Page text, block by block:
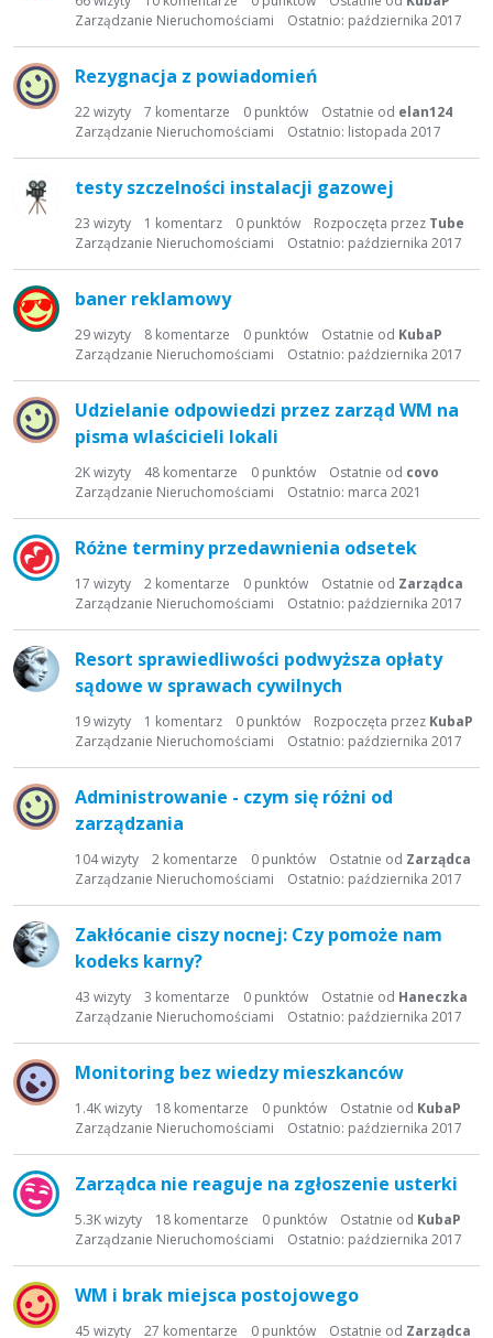
Ostatnio: października 2017
Zarządzanie Nieruchomościami
Rezygnacja z powiadomień
22wizyty 7 komentarze 0 punktów Ostatnie od elan124
Ostatnio: listopada 2017
Zarządzanie Nieruchomościami
testy szczelności instalacji gazowej
23 wizyty 1 komentarz 0 punktów Rozpoczęta przez Tube
Ostatnio: października 2017
Zarządzanie Nieruchomościami
baner reklamowy
29wizyty 8 komentarze 0 punktów Ostatnie od KubaP
Ostatnio: października 2017
Zarządzanie Nieruchomościami
Udzielanie odpowiedzi przez zarząd WM na
pisma wlaścicieli lokali
2Kwizyty 48 komentarze 0 punktów Ostatnie od covo
Ostatnio: marca 2021
Zarządzanie Nieruchomościami
Różne terminy przedawnienia odsetek
17 wizyty 2 komentarze 0 punktów Ostatnie od Zarządca
Ostatnio: października 2017
Zarządzanie Nieruchomościami
Resort sprawiedliwości podwyższa opłaty
sądowe w sprawach cywilnych
19wizyty 1 komentarz 0 punktów Rozpoczęta przez KubaP
Ostatnio: października 2017
Zarządzanie Nieruchomościami
Administrowanie - czym się różni od
zarządzania
104wizyty 2 komentarze 0 punktów Ostatnie od Zarządca
Ostatnio: października 2017
Zarządzanie Nieruchomościami
Zakłócanie ciszy nocnej: Czy pomoże nam
kodeks karny?
43 wizyty 3 komentarze 0 punktów Ostatnie od Haneczka
Ostatnio: października 2017
Zarządzanie Nieruchomościami
Monitoring bez wiedzy mieszkanców
1.4Kwizyty 18 komentarze 0 punktów Ostatnie od KubaP
Ostatnio: października 2017
Zarządzanie Nieruchomościami
Zarządca nie reaguje na zgłoszenie usterki
5.3Kwizyty 18 komentarze 0 punktów Ostatnie od KubaP
Ostatnio: października 2017
Zarządzanie Nieruchomościami
WM i brak miejsca postojowego
45 wizyty 27 komentarze 0 punktów Ostatnie od Zarządca